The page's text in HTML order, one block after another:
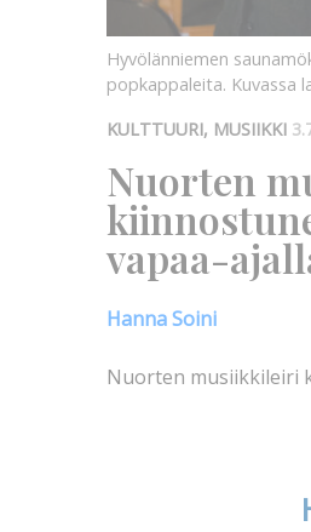
Hyvölänniemen
popkappaleita. Kuvassa
KULTTUURI, MUSIIKKI
Nuorten
vapaa-
Hanna Soini
Nuorten musiikkileiri